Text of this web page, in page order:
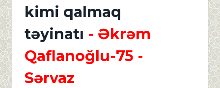
kimi qalmaq
təyinatı - Əkrəm
Qaflanoğlu-75 -
Sərvaz